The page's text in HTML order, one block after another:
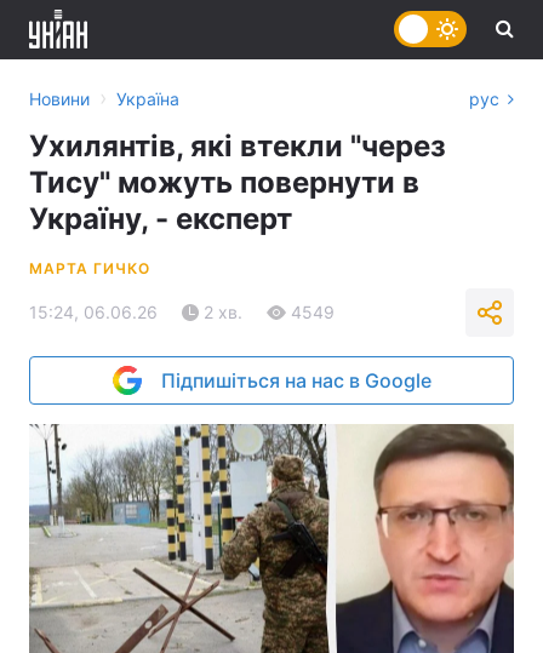
Новини › Україна рус
Ухилянтів, які втекли "через
Тису" можуть повернути в
Україну, - експерт
МАРТА ГИЧКО
15:24, 06.06.26 2 хв. 4549
Підпишіться на нас в Google